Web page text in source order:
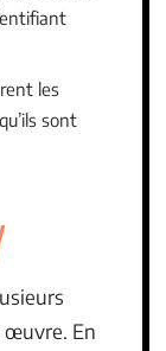
les
sont
œuvre. En